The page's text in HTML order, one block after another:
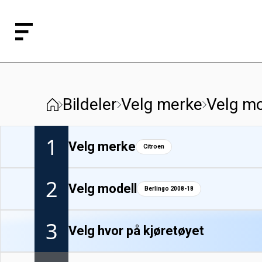
Bildeler Velg merke Velg
1 Velg merke Citroen
2 Velg modell Berlingo 2008-18
3 Velg hvor på kjøretøyet